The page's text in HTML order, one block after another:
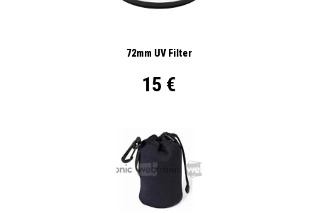
72mm UV Filter
15 €